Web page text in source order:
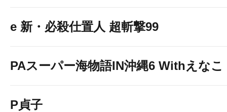
e 新・必殺仕置人 超斬撃99
PAスーパー海物語IN沖縄6 Withえなこ
P貞子